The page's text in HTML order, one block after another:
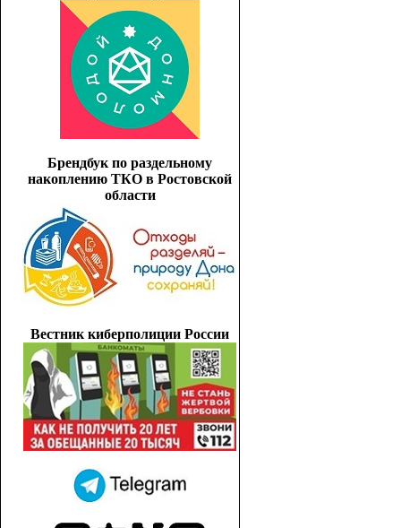
Брендбук по раздельному
накоплению ТКО в Ростовской
области
Вестник киберполиции России